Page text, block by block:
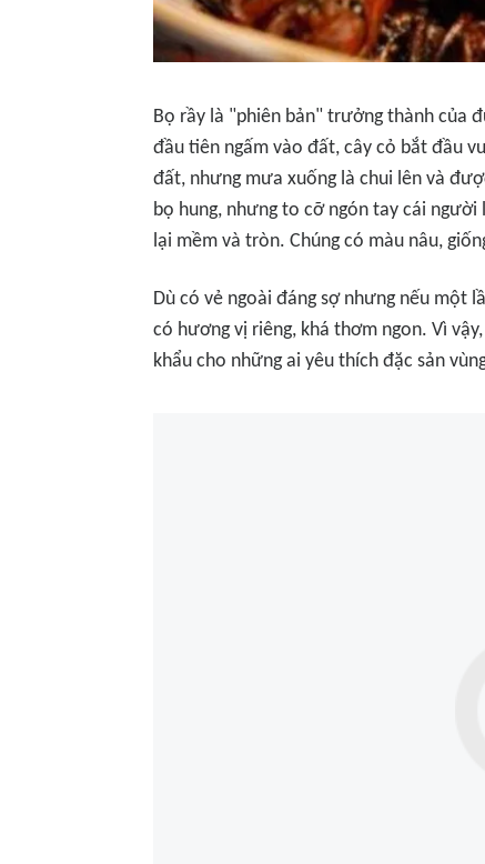
Bọ rầy là "phiên bản" trưởng thành của
đầu tiên ngấm vào đất, cây cỏ bắt đầu
đất, nhưng mưa xuống là chui lên và
bọ hung, nhưng to cỡ ngón tay cái
lại mềm và tròn. Chúng có màu nâu,
Dù có vẻ ngoài đáng sợ nhưng nếu một
có hương vị riêng, khá thơm ngon. Vì
khẩu cho những ai yêu thích đặc sản